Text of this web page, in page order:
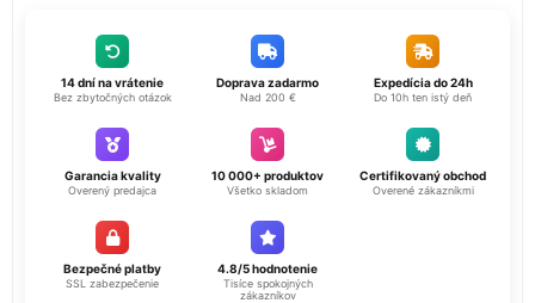
14 dní na vrátenie
Bez zbytočných otázok
Doprava zadarmo
Nad 200 €
Expedícia do 24h
Do 10h ten istý deň
Garancia kvality
Overený predajca
10 000+ produktov
Všetko skladom
Certifikovaný obchod
Overené zákazníkmi
Bezpečné platby
SSL zabezpečenie
4.8/5 hodnotenie
Tisíce spokojných
zákazníkov